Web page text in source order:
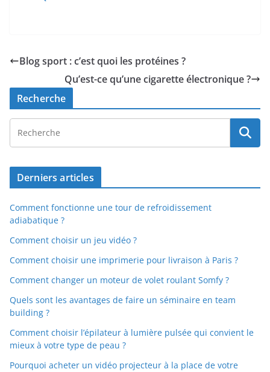
Blog sport : c’est quoi les protéines ?
Qu’est-ce qu’une cigarette électronique ?
Recherche
Derniers articles
Comment fonctionne une tour de refroidissement
adiabatique ?
Comment choisir un jeu vidéo ?
Comment choisir une imprimerie pour livraison à Paris ?
Comment changer un moteur de volet roulant Somfy ?
Quels sont les avantages de faire un séminaire en team
building ?
Comment choisir l’épilateur à lumière pulsée qui convient le
mieux à votre type de peau ?
Pourquoi acheter un vidéo projecteur à la place de votre